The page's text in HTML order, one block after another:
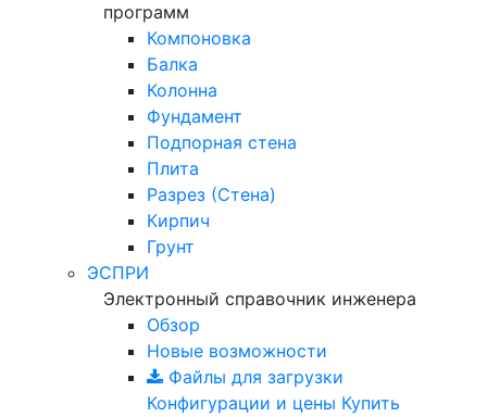
программ
Компоновка
Балка
Колонна
Фундамент
Подпорная стена
Плита
Разрез (Стена)
Кирпич
Грунт
ЭСПРИ
Электронный справочник инженера
Обзор
Новые возможности
Файлы для загрузки
Конфигурации и цены Купить